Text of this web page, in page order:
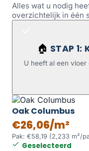
Alles wat u nodig
overzichtelijk in één
🏠 STAP 1:
U heeft al een
Oak Columbus
€26,06/m²
Pak: €58,19 (2,233 m²/
Geselecteerd